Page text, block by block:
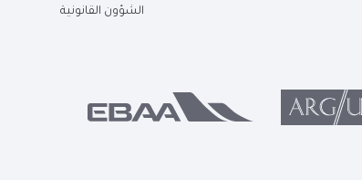
الشؤون القانونية